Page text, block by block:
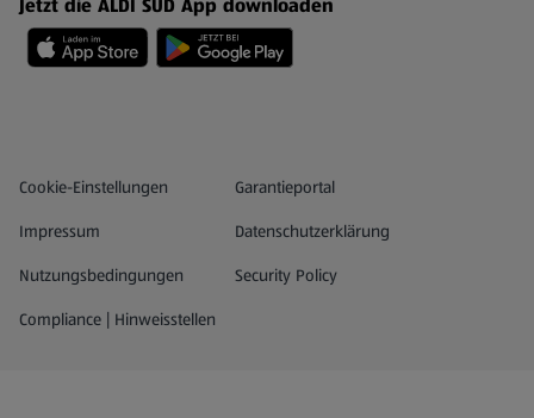
Datenschutz- und Richtlinienmenü
Cookie-Einstellungen Garantieportal
(öffnet in einem neuen Tab)
Impressum
Datenschutzerklärung
Nutzungsbedingungen
Security Policy
Compliance | Hinweisstellen